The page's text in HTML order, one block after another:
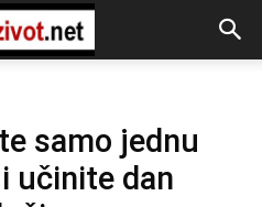
samo jednu
učinite dan